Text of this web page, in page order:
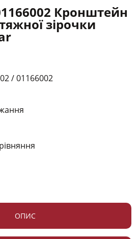
Кронштейн
зірочки
/ 01166002
ОПИС